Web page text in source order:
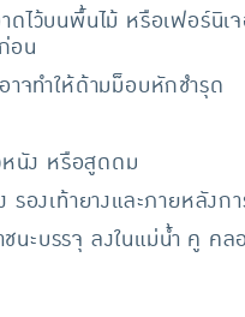
ดไว้บนพื้นไม้ หรือเฟอร์นิ
อน
าจทำให้ด้ามม็อบหักชำรุด
หนัง หรือสูดดม
องเท้ายางและภายหลัง
ะบรรจุ ลงในแม่น้ำ คู คล